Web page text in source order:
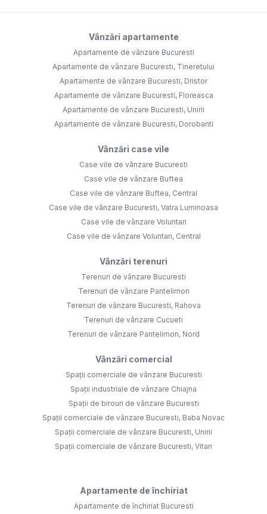
Vânzări apartamente
Apartamente de vânzare Bucuresti
Apartamente de vânzare Bucuresti, Tineretului
Apartamente de vânzare Bucuresti, Dristor
Apartamente de vânzare Bucuresti, Floreasca
Apartamente de vânzare Bucuresti, Unirii
Apartamente de vânzare Bucuresti, Dorobanti
Vânzări case vile
Case vile de vânzare Bucuresti
Case vile de vânzare Buftea
Case vile de vânzare Buftea, Central
Case vile de vânzare Bucuresti, Vatra Luminoasa
Case vile de vânzare Voluntari
Case vile de vânzare Voluntari, Central
Vânzări terenuri
Terenuri de vânzare Bucuresti
Terenuri de vânzare Pantelimon
Terenuri de vânzare Bucuresti, Rahova
Terenuri de vânzare Cucueti
Terenuri de vânzare Pantelimon, Nord
Vânzări comercial
Spații comerciale de vânzare Bucuresti
Spații industriale de vânzare Chiajna
Spații de birouri de vânzare Bucuresti
Spații comerciale de vânzare Bucuresti, Baba Novac
Spații comerciale de vânzare Bucuresti, Unirii
Spații comerciale de vânzare Bucuresti, Vitan
Apartamente de închiriat
Apartamente de închiriat Bucuresti